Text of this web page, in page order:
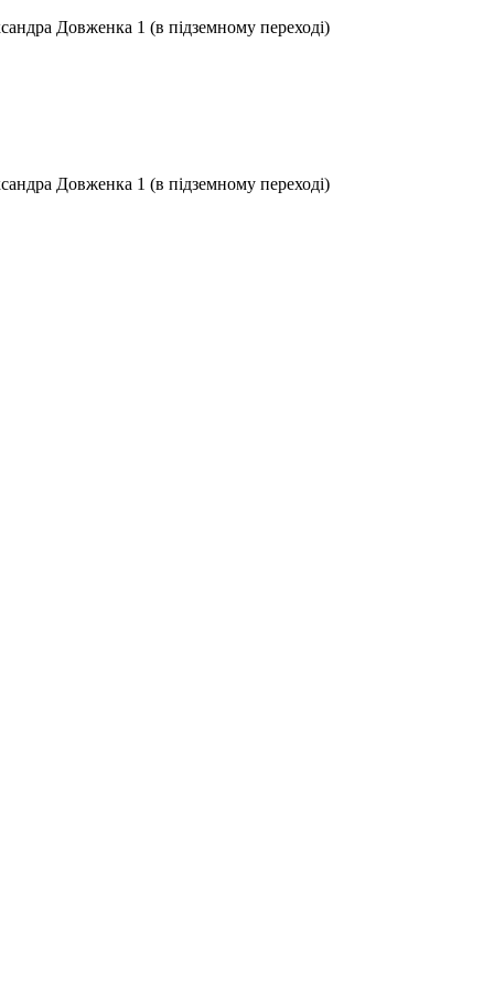
Довженка 1 (в підземному переході)
Довженка 1 (в підземному переході)